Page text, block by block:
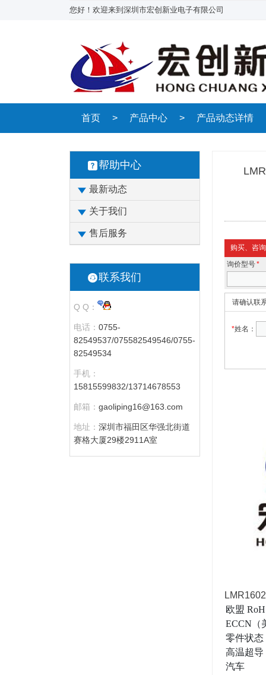
您好！欢迎来到深圳市宏创新业电子有限公司
首页 > 产品中心 > 产品动态详情
帮助中心
最新动态
关于我们
售后服务
联系我们
Q Q：
电话： 0755-
82549537/075582549546/0755-
82549534
手机：
15815599832/13714678553
邮箱： gaoliping16@163.com
地址： 深圳市福田区华强北街道
赛格大厦29楼2911A室
购买、咨
询价型号*
请确认联
*姓名：
欧盟
ECCN（
零件状态
高温超导
汽车